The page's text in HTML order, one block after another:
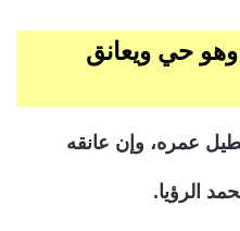
وهو حي ويعانق
عمره، وإن عانقه
الرؤيا.